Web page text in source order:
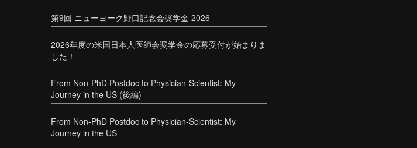
第9回 ニューヨーク野口記念会奨学金 2026
2026年度の米国日本人医師会奨学金の応募受付が始まりま
した！
From Non-PhD Postdoc to Physician-Scientist: My
Journey in the US (後編)
From Non-PhD Postdoc to Physician-Scientist: My
Journey in the US